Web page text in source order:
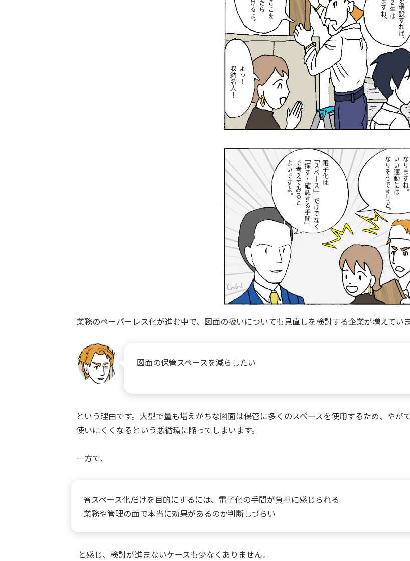
業務のペーパーレス化が進む中で、図面の扱いについても見直しを検討する企業が増えてい
図面の保管スペースを減らしたい
という理由です。大型で量も増えがちな図面は保管に多くのスペースを使用するため、や
使いにくくなるという悪循環に陥ってしまいます。
一方で、
省スペース化だけを目的にするには、電子化の手間が負担に感じられる
業務や管理の面で本当に効果があるのか判断しづらい
と感じ、検討が進まないケースも少なくありません。